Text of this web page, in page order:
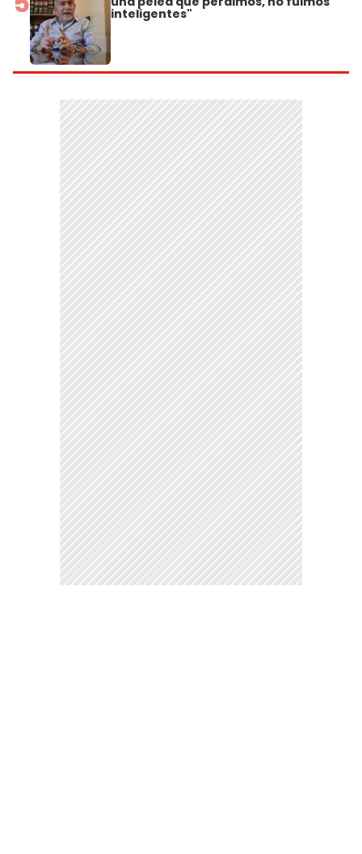
inteligentes"